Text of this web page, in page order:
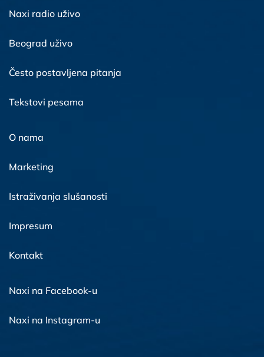
Naxi radio uživo
Beograd uživo
Često postavljena pitanja
Tekstovi pesama
O nama
Marketing
Istraživanja slušanosti
Impresum
Kontakt
Naxi na Facebook-u
Naxi na Instagram-u